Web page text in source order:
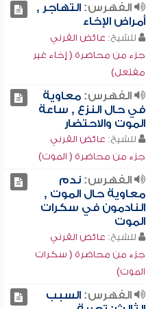
الفهرس:التهاجر ,
أمراض الإخاء
للشيخ: عائض القرني
جزء من محاضرة ( إخاء غير
مفتعل)
الفهرس:معاوية
في حال النزع , ساعة
الموت والاحتضار
للشيخ: عائض القرني
جزء من محاضرة ( الموت)
الفهرس:ندم
معاوية حال الموت ,
النادمون في سكرات
الموت
للشيخ: عائض القرني
جزء من محاضرة ( سكرات
الموت)
الفهرس:السبب